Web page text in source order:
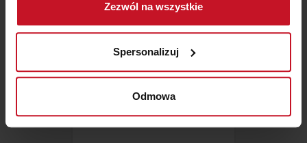
geograficznej z dokładnością nawet do kilku metrów
Identyfikować Twoje urządzenie, aktywnie
(fingerprinting, czyli wirtualny odcisk palca)
Dowiedz się więcej odnośnie tego, jak Twoje osobiste
dane są przetwarzane oraz ustaw własne preferencje w
zmienić lub wycofać swoją zgodę w dowolnej chwili.
Zezwól na wszystkie
Spersonalizuj
Odmowa